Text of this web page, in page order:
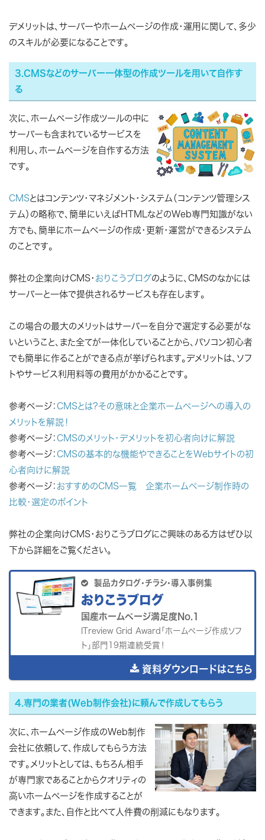
デメリットは、サーバーやホームページの作成・運用に関して、多少
のスキルが必要になることです。
3.CMSなどのサーバー一体型の作成ツールを用いて自作す
る
次に、ホームページ作成ツールの中に
サーバーも含まれているサービスを
利用し、ホームページを自作する方法
です。
CMSとはコンテンツ・マネジメント・システム（コンテンツ管理シス
テム）の略称で、簡単にいえばHTMLなどのWeb専門知識がない
方でも、簡単にホームページの作成・更新・運営ができるシステム
のことです。
弊社の企業向けCMS・ おりこうブログのように、CMSのなかには
サーバーと一体で提供されるサービスも存在します。
この場合の最大のメリットはサーバーを自分で選定する必要がな
いということ、また全てが一体化していることから、パソコン初心者
でも簡単に作ることができる点が挙げられます。デメリットは、ソフ
トやサービス利用料等の費用がかかることです。
参考ページ： CMSとは?その意味と企業ホームページへの導入の
メリットを解説！
参考ページ： CMSのメリット・デメリットを初心者向けに解説
参考ページ： CMSの基本的な機能やできることをWebサイトの初
心者向けに解説
参考ページ： おすすめのCMS一覧 企業ホームページ制作時の
比較・選定のポイント
弊社の企業向けCMS・おりこうブログにご興味のある方はぜひ以
下から詳細をご覧ください。
 製品カタログ・チラシ・導入事例集
おりこうブログ
国産ホームページ満足度No.1
ITreview Grid Award「ホームページ作成ソフ
ト」部門19期連続受賞！
資料ダウンロードはこちら
4.専門の業者(Web制作会社)に頼んで作成してもらう
次に、ホームページ作成のWeb制作
会社に依頼して、作成してもらう方法
です。メリットとしては、もちろん相手
が専門家であることからクオリティの
高いホームページを作成することが
できます。また、自作と比べて人件費の削減にもなります。